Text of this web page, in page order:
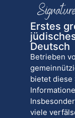
Erstes
Deutsch
Betrieben
bietet diese
viele